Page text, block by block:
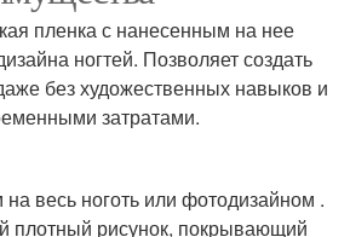
пленка с нанесенным на нее
ногтей. Позволяет создать
без художественных навыков и
затратами.
весь ноготь или фотодизайном .
плотный рисунок, покрывающий